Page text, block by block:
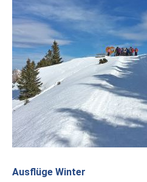
Eheweg
Ehevorbereitung
Mitarbeit
To
Do
Stellenangebote
Spenden
Geschafftes
Ausflüge Winter